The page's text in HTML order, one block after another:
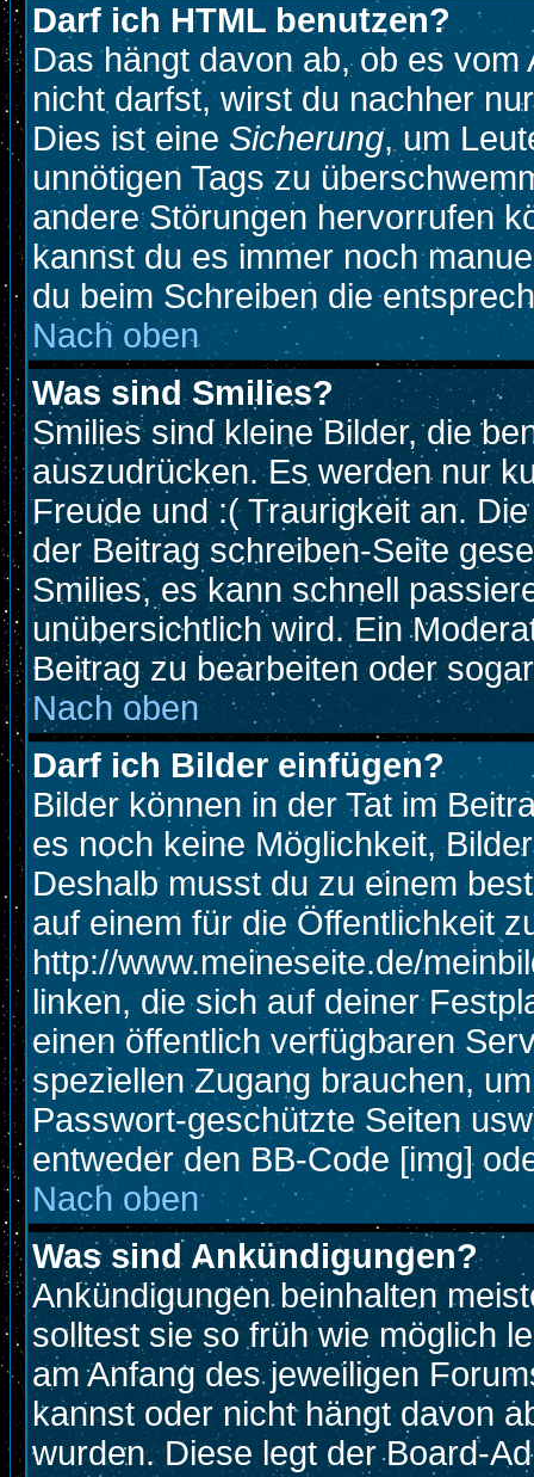
Darf ich HTML benutzen?
Das hängt davon ab, ob es
nicht darfst, wirst du nachher
Dies ist eine Sicherung, um
unnötigen Tags zu
andere Störungen hervorrufen
kannst du es immer noch
du beim Schreiben die
Nach oben
Was sind Smilies?
Smilies sind kleine Bilder, die
auszudrücken. Es werden nur
Freude und :( Traurigkeit an.
der Beitrag schreiben-Seite
Smilies, es kann schnell
unübersichtlich wird. Ein
Beitrag zu bearbeiten oder
Nach oben
Darf ich Bilder einfügen?
Bilder können in der Tat im
es noch keine Möglichkeit,
Deshalb musst du zu einem
auf einem für die Öffentlichkeit
http://www.meineseite.de/
linken, die sich auf deiner
einen öffentlich verfügbaren
speziellen Zugang brauchen,
Passwort-geschützte Seiten
entweder den BB-Code [img]
Nach oben
Was sind Ankündigungen?
Ankündigungen beinhalten
solltest sie so früh wie möglich
am Anfang des jeweiligen
kannst oder nicht hängt davon
wurden. Diese legt der Board-